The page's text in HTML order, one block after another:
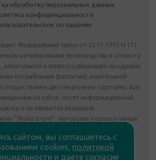
на обработку персональных данных
конфиденциальности
соглашение
Федеральный закон от 22.11.1995 N 171-
регулировании производства и оборота
алкогольной и спиртосодержащей продукции
потребления (распития) алкогольной
осуществляем дистанционную торговлю. Все
на сайте, носят информационный
и не являются рекламой.
"Shoko Brand". Авторские корпоративные
может отличаться от изображения.
сайте не является публичной офертой.
сайтом, вы соглашаетесь с
cookies, политикой
и даете согласие